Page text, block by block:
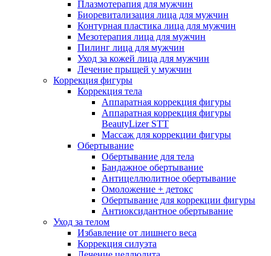
Плазмотерапия для мужчин
Биоревитализация лица для мужчин
Контурная пластика лица для мужчин
Мезотерапия лица для мужчин
Пилинг лица для мужчин
Уход за кожей лица для мужчин
Лечение прыщей у мужчин
Коррекция фигуры
Коррекция тела
Аппаратная коррекция фигуры
Аппаратная коррекция фигуры
BeautyLizer STT
Массаж для коррекции фигуры
Обертывание
Обертывание для тела
Бандажное обертывание
Антицеллюлитное обертывание
Омоложение + детокс
Обертывание для коррекции фигуры
Антиоксидантное обертывание
Уход за телом
Избавление от лишнего веса
Коррекция силуэта